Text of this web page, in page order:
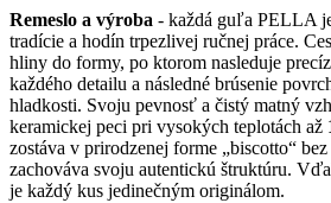
Remeslo a výroba - každá guľa PELLA
tradície a hodín trpezlivej ručnej práce.
hliny do formy, po ktorom nasleduje
každého detailu a následné brúsenie
hladkosti. Svoju pevnosť a čistý matný
keramickej peci pri vysokých teplotách až
zostáva v prirodzenej forme „biscotto“
zachováva svoju autentickú štruktúru.
je každý kus jedinečným originálom.